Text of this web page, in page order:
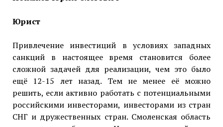
Юрист
Привлечение инвестиций в условиях западных
санкций в настоящее время становится более
сложной задачей для реализации, чем это было
ещё 12-15 лет назад. Тем не менее её можно
решить, если активно работать с потенциальными
российскими инвесторами, инвесторами из стран
СНГ и дружественных стран. Смоленская область